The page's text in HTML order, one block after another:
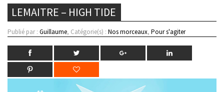
LEMAITRE – HIGH TIDE
Publié par : Guillaume, Catégorie(s) : Nos morceaux, Pour s'agiter